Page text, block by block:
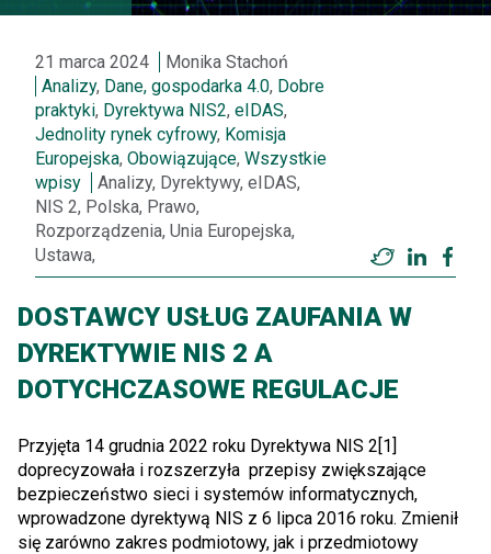
21 marca 2024
Monika Stachoń
Analizy, Dane, gospodarka 4.0, Dobre
praktyki, Dyrektywa NIS2, eIDAS,
Jednolity rynek cyfrowy, Komisja
Europejska, Obowiązujące, Wszystkie
wpisy
Analizy, Dyrektywy, eIDAS,
NIS 2, Polska, Prawo,
Rozporządzenia, Unia Europejska,
Ustawa,
Twitter
DOSTAWCY USŁUG ZAUFANIA W
DYREKTYWIE NIS 2 A
DOTYCHCZASOWE REGULACJE
Przyjęta 14 grudnia 2022 roku Dyrektywa NIS 2[1]
doprecyzowała i rozszerzyła przepisy zwiększające
bezpieczeństwo sieci i systemów informatycznych,
wprowadzone dyrektywą NIS z 6 lipca 2016 roku. Zmienił
się zarówno zakres podmiotowy, jak i przedmiotowy